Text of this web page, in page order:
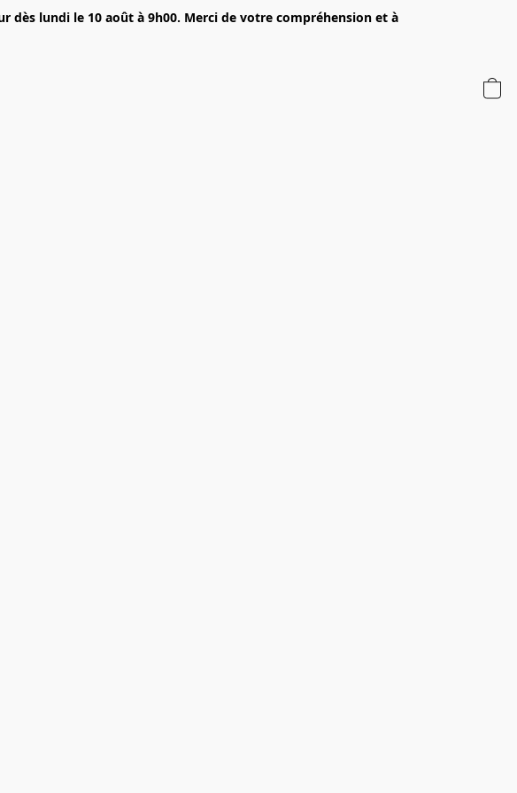
dès lundi le 10 août à 9h00. Merci de votre compréhension et à